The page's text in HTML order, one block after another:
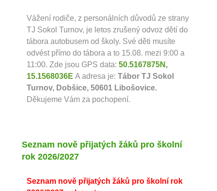
Vážení rodiče, z personálních důvodů ze strany
TJ Sokol Turnov, je letos zrušený odvoz dětí do
tábora autobusem od školy. Své děti musíte
odvést přímo do tábora a to 15.08. mezi 9:00 a
11:00. Zde jsou GPS data: 50.5167875N,
15.1568036E A adresa je: Tábor TJ Sokol
Turnov, Dobšice, 50601 Libošovice.
Děkujeme Vám za pochopení.
Seznam nově přijatých žáků pro školní
rok 2026/2027
Seznam nově přijatých žáků pro školní rok